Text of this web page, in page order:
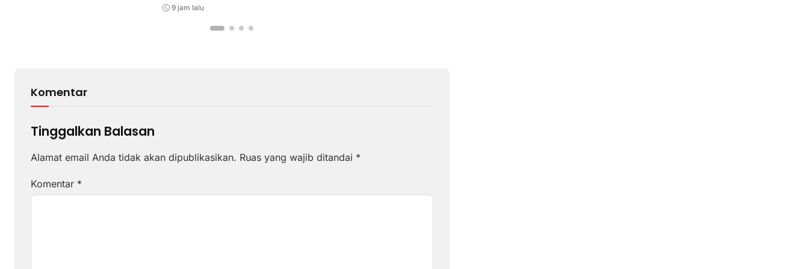
LMS9 jam lalu
Komentar
Tinggalkan Balasan
Alamat email Anda tidak akan dipublikasikan. Ruas yang wajib ditandai *
Komentar *